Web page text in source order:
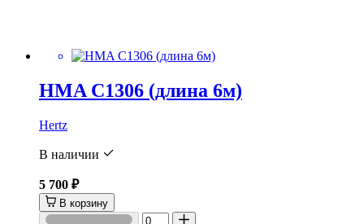
HMA C1306 (длина 6м)
Hertz
В наличии
5 700 ₽
В корзину